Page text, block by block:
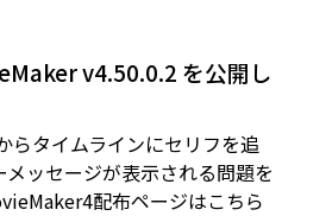
v4.50.0.2 を公開し
らタイムラインにセリフを追
ッセージが表示される問題を
配布ページはこちら